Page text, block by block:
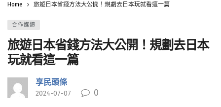
Home 旅遊日本省錢方法大公開！規劃去日本玩就看這一篇
合作媒體
旅遊日本省錢方法大公開！規劃去日本
玩就看這一篇
享民頭條
2024-07-07 0